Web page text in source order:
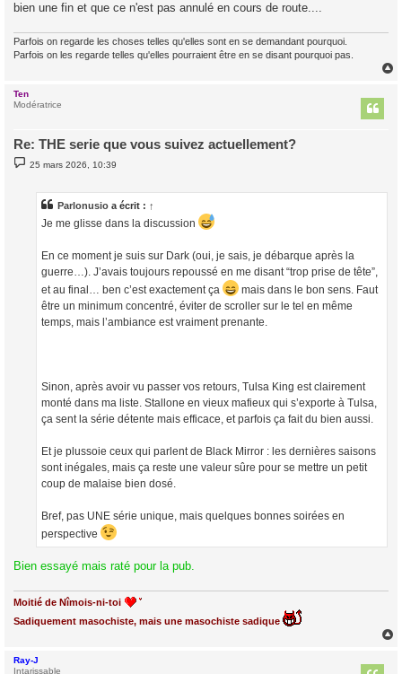
bien une fin et que ce n'est pas annulé en cours de route....
Parfois on regarde les choses telles qu'elles sont en se demandant pourquoi.
Parfois on les regarde telles qu'elles pourraient être en se disant pourquoi pas.
Ten
Modératrice
Re: THE serie que vous suivez actuellement?
M25 mars 2026, 10:39
Parlonusio a écrit : ↑
Je me glisse dans la discussion
En ce moment je suis sur Dark (oui, je sais, je débarque après la
guerre…). J’avais toujours repoussé en me disant “trop prise de tête”,
et au final… ben c’est exactement ça
mais dans le bon sens. Faut
être un minimum concentré, éviter de scroller sur le tel en même
temps, mais l’ambiance est vraiment prenante.
Sinon, après avoir vu passer vos retours, Tulsa King est clairement
monté dans ma liste. Stallone en vieux mafieux qui s’exporte à Tulsa,
ça sent la série détente mais efficace, et parfois ça fait du bien aussi.
Et je plussoie ceux qui parlent de Black Mirror : les dernières saisons
sont inégales, mais ça reste une valeur sûre pour se mettre un petit
coup de malaise bien dosé.
Bref, pas UNE série unique, mais quelques bonnes soirées en
perspective
Bien essayé mais raté pour la pub.
Moitié de Nîmois-ni-toi
Sadiquement masochiste, mais une masochiste sadique
Ray-J
Intarissable